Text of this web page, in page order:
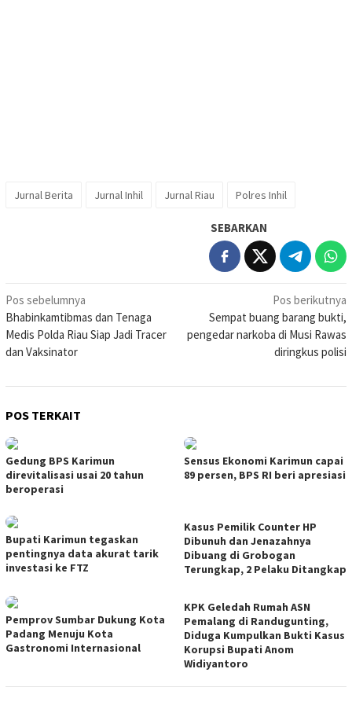
Jurnal Berita Jurnal Inhil Jurnal Riau Polres Inhil
SEBARKAN
Navigasi
pos
Pos sebelumnya
Bhabinkamtibmas dan Tenaga
Medis Polda Riau Siap Jadi Tracer
dan Vaksinator
Pos berikutnya
Sempat buang barang bukti,
pengedar narkoba di Musi Rawas
diringkus polisi
POS TERKAIT
Gedung BPS Karimun
direvitalisasi usai 20 tahun
beroperasi
Sensus Ekonomi Karimun capai
89 persen, BPS RI beri apresiasi
Bupati Karimun tegaskan
pentingnya data akurat tarik
investasi ke FTZ
Kasus Pemilik Counter HP
Dibunuh dan Jenazahnya
Dibuang di Grobogan
Terungkap, 2 Pelaku Ditangkap
Pemprov Sumbar Dukung Kota
Padang Menuju Kota
Gastronomi Internasional
KPK Geledah Rumah ASN
Pemalang di Randugunting,
Diduga Kumpulkan Bukti Kasus
Korupsi Bupati Anom
Widiyantoro